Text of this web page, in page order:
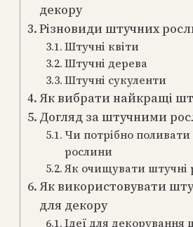
декору
Різновиди штучних
Штучні квіти
Штучні дерева
Штучні сукуленти
Як вибрати найкращі
Догляд за штучними
Чи потрібно поливати
рослини
Як очищувати штучні
Як використовувати
для декору
Ідеї для